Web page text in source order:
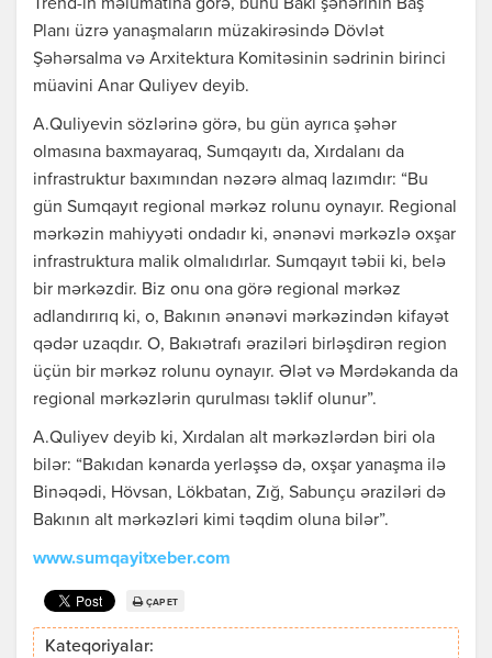
Trend-in məlumatına görə, bunu Bakı şəhərinin Baş
Planı üzrə yanaşmaların müzakirəsində Dövlət
Şəhərsalma və Arxitektura Komitəsinin sədrinin birinci
müavini Anar Quliyev deyib.
A.Quliyevin sözlərinə görə, bu gün ayrıca şəhər
olmasına baxmayaraq, Sumqayıtı da, Xırdalanı da
infrastruktur baxımından nəzərə almaq lazımdır: “Bu
gün Sumqayıt regional mərkəz rolunu oynayır. Regional
mərkəzin mahiyyəti ondadır ki, ənənəvi mərkəzlə oxşar
infrastruktura malik olmalıdırlar. Sumqayıt təbii ki, belə
bir mərkəzdir. Biz onu ona görə regional mərkəz
adlandırırıq ki, o, Bakının ənənəvi mərkəzindən kifayət
qədər uzaqdır. O, Bakıətrafı əraziləri birləşdirən region
üçün bir mərkəz rolunu oynayır. Ələt və Mərdəkanda da
regional mərkəzlərin qurulması təklif olunur”.
A.Quliyev deyib ki, Xırdalan alt mərkəzlərdən biri ola
bilər: “Bakıdan kənarda yerləşsə də, oxşar yanaşma ilə
Binəqədi, Hövsan, Lökbatan, Zığ, Sabunçu əraziləri də
Bakının alt mərkəzləri kimi təqdim oluna bilər”.
www.sumqayitxeber.com
ÇAP ET
Kateqoriyalar: